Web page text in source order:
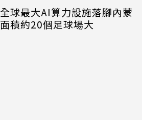
全球最大AI算力設施落腳內蒙
面積約20個足球場大